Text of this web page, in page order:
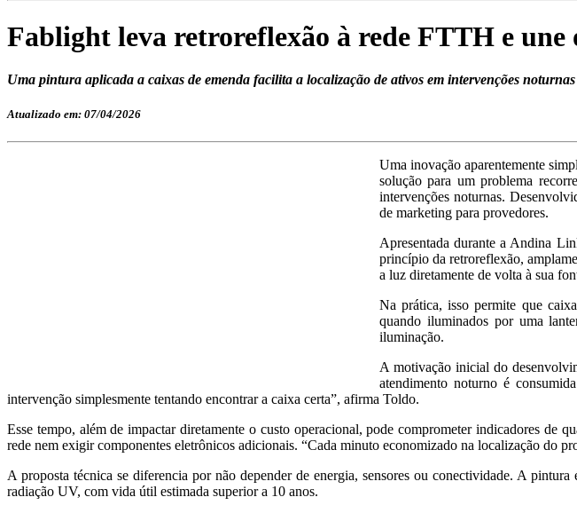
Fablight leva retroreflexão à rede FTTH e une
Uma pintura aplicada a caixas de emenda facilita a localização de ativos em intervenções
Atualizado em: 07/04/2026
Uma inovação aparentemente
solução para um problema
intervenções noturnas.
de marketing para provedores.
Apresentada durante a Andina
princípio da retroreflexão,
a luz diretamente de volta à sua
Na prática, isso permite que
quando iluminados por uma
iluminação.
A motivação inicial do
atendimento noturno é
intervenção simplesmente tentando encontrar a caixa certa”, afirma Toldo.
Esse tempo, além de impactar diretamente o custo operacional, pode comprometer indicadores de
rede nem exigir componentes eletrônicos adicionais. “Cada minuto economizado na localização do
A proposta técnica se diferencia por não depender de energia, sensores ou conectividade. A
radiação UV, com vida útil estimada superior a 10 anos.